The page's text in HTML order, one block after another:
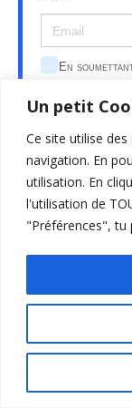
Un petit
Ce site utilise
navigation. En
utilisation. En
l'utilisation de
"Préférences", tu
En
commerciale